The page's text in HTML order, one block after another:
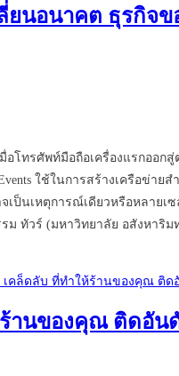
ยนอนาคต ธุรกิจ
โทรศัพท์มือถือเครื่องแรกออก
Events ใช้ในการสร้างเครือ
เป็นเหตุการณ์เดียวหรือหลาย
รม ทัวร์ (มหาวิทยาลัย อสังหา
านของคุณ ติดอันดั